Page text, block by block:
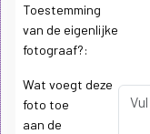
Toestemming
van de eigenlijke
fotograaf?:
Wat voegt deze
foto toe
aan de